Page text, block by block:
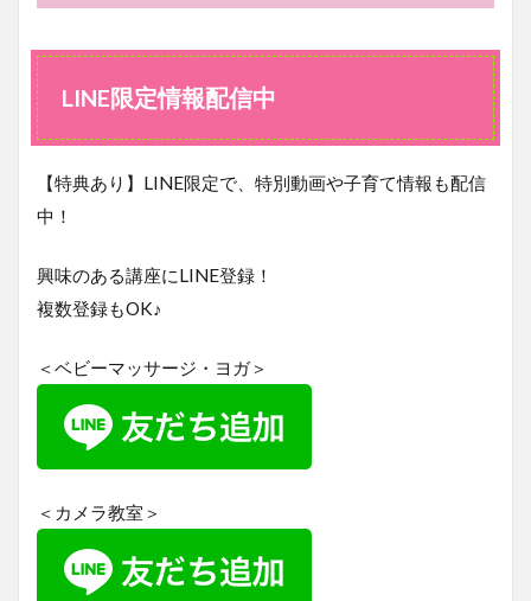
LINE限定情報配信中
【特典あり】LINE限定で、特別動画や子育て情報も配信
中！
興味のある講座にLINE登録！
複数登録もOK♪
＜ベビーマッサージ・ヨガ＞
＜カメラ教室＞